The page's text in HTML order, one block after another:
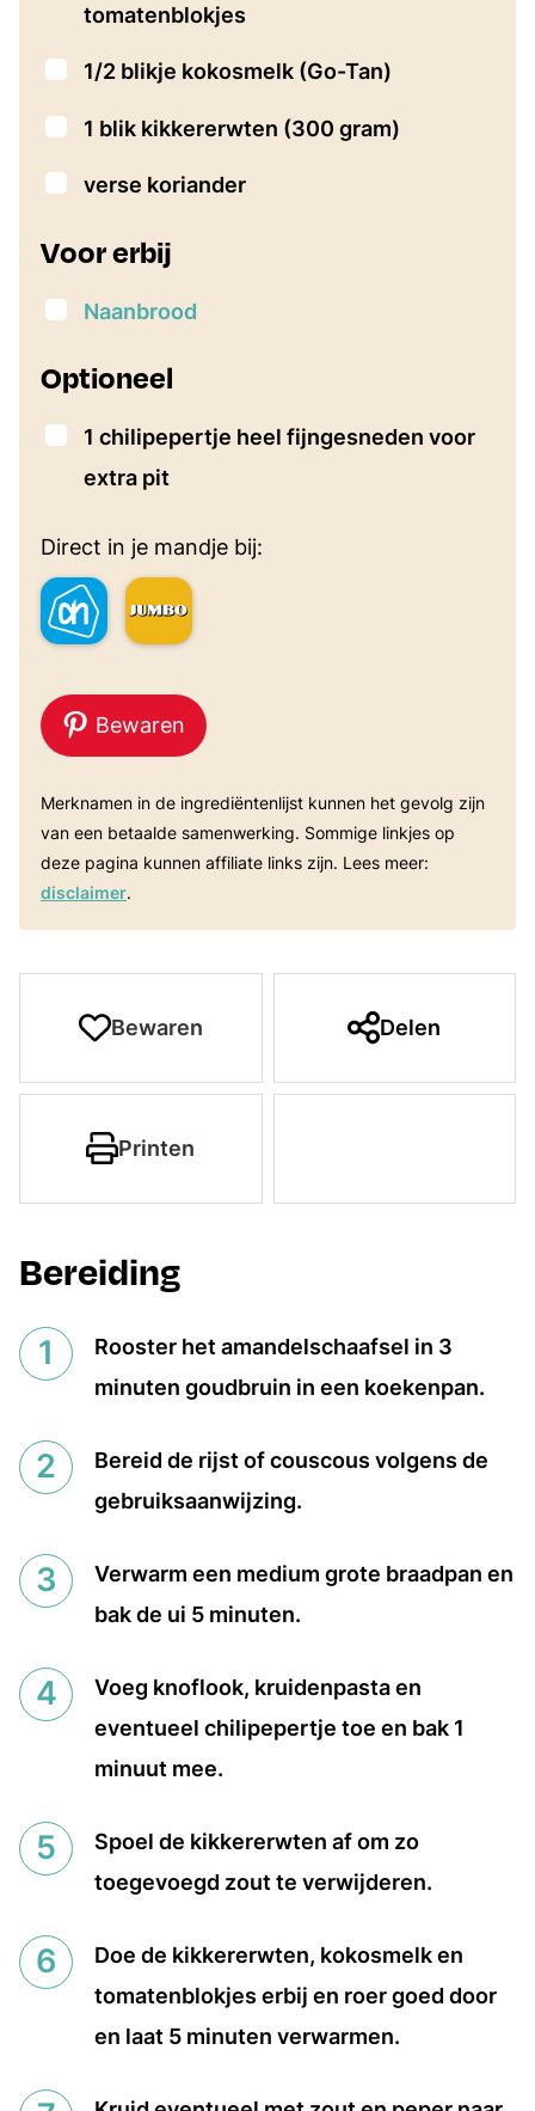
tomatenblokjes
▢
1/2 blikje kokosmelk (Go-Tan)
▢
1 blik kikkererwten (300 gram)
▢
verse koriander
Voor erbij
▢
Naanbrood
Optioneel
▢
1 chilipepertje heel fijngesneden voor
extra pit
Direct in je mandje bij:
Bewaren
Merknamen in de ingrediëntenlijst kunnen het gevolg zijn
van een betaalde samenwerking. Sommige linkjes op
deze pagina kunnen affiliate links zijn. Lees meer:
disclaimer.
Bewaren Delen
Printen
Bereiding
Rooster het amandelschaafsel in 3
minuten goudbruin in een koekenpan.
Bereid de rijst of couscous volgens de
gebruiksaanwijzing.
Verwarm een medium grote braadpan en
bak de ui 5 minuten.
Voeg knoflook, kruidenpasta en
eventueel chilipepertje toe en bak 1
minuut mee.
Spoel de kikkererwten af om zo
toegevoegd zout te verwijderen.
Doe de kikkererwten, kokosmelk en
tomatenblokjes erbij en roer goed door
en laat 5 minuten verwarmen.